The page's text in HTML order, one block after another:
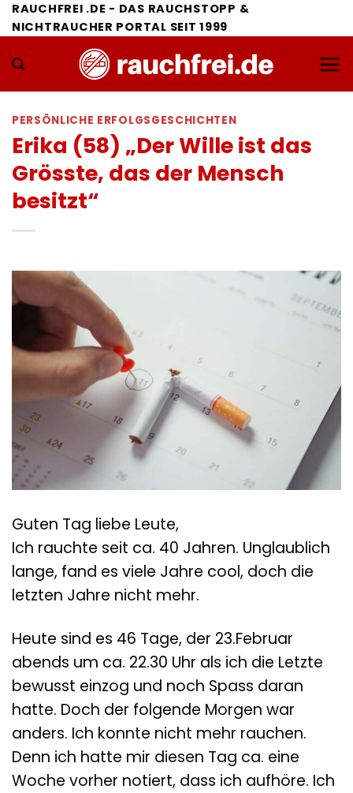
Zum
Inhalt
springen
RAUCHFREI .DE - DAS RAUCHSTOPP &
NICHTRAUCHER PORTAL SEIT 1999
PERSÖNLICHE ERFOLGSGESCHICHTEN
Erika (58) „Der Wille ist das
Grösste, das der Mensch
besitzt“
Guten Tag liebe Leute,
Ich rauchte seit ca. 40 Jahren. Unglaublich
lange, fand es viele Jahre cool, doch die
letzten Jahre nicht mehr.
Heute sind es 46 Tage, der 23.Februar
abends um ca. 22.30 Uhr als ich die Letzte
bewusst einzog und noch Spass daran
hatte. Doch der folgende Morgen war
anders. Ich konnte nicht mehr rauchen.
Denn ich hatte mir diesen Tag ca. eine
Woche vorher notiert, dass ich aufhöre. Ich